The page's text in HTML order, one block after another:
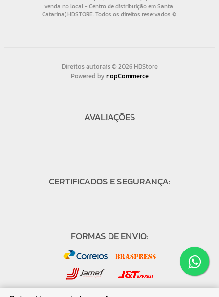
Direitos autorais © 2026 HDStore
Powered bynopCommerce
AVALIAÇÕES
CERTIFICADOS E SEGURANÇA:
FORMAS DE ENVIO: